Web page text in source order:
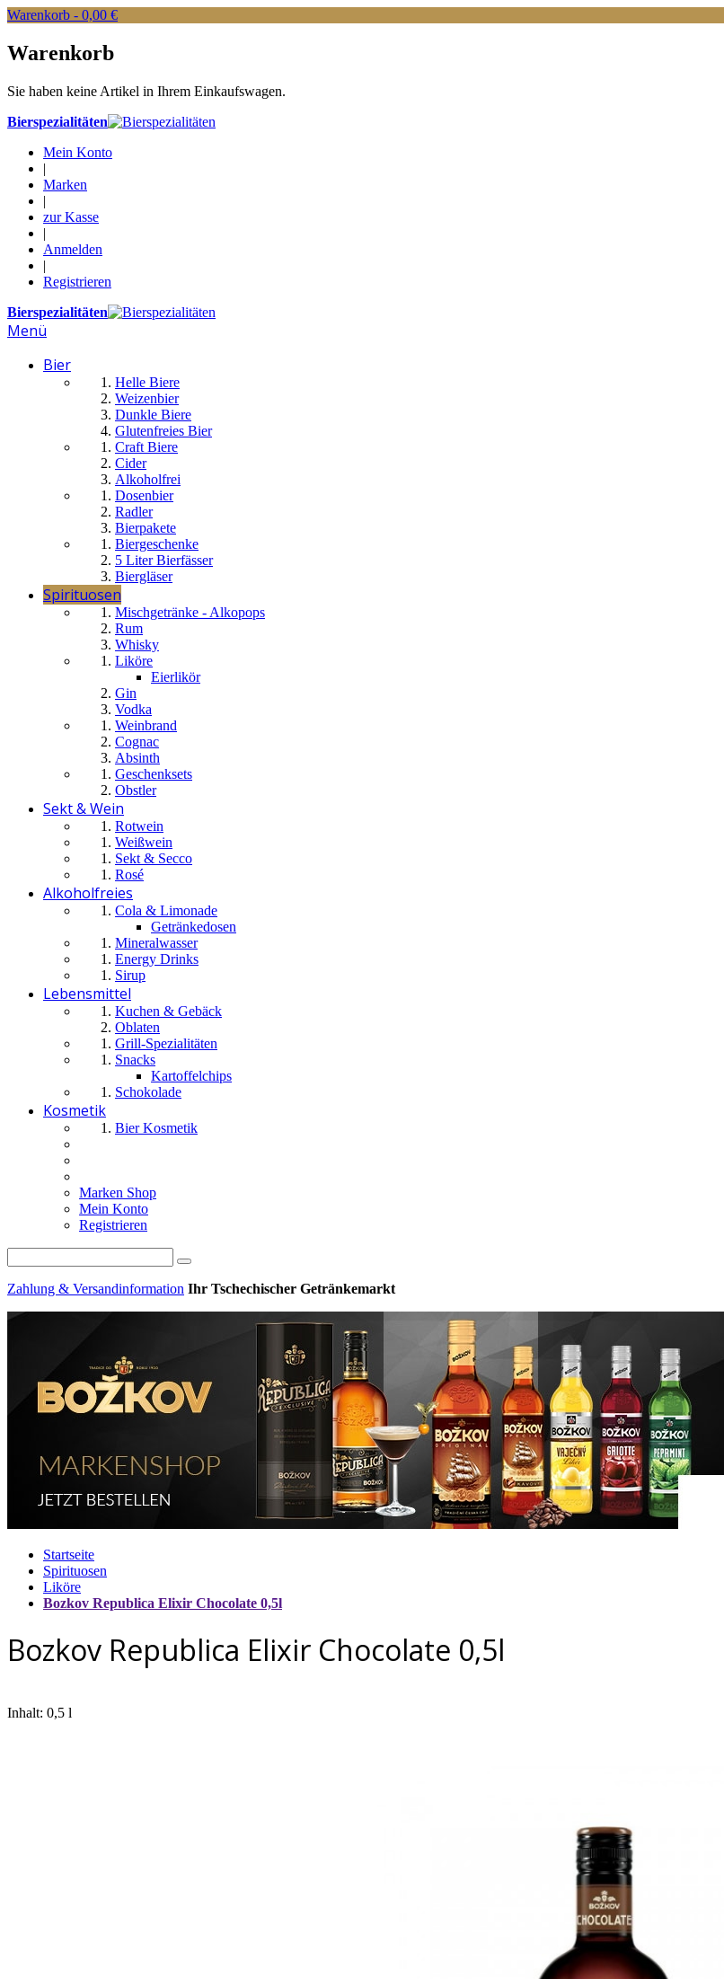
Warenkorb - 0,00 €
Warenkorb
Sie haben keine Artikel in Ihrem Einkaufswagen.
Bierspezialitäten
Mein Konto
|
Marken
|
zur Kasse
|
Anmelden
|
Registrieren
Bierspezialitäten
Menü
Bier
Helle Biere
Weizenbier
Dunkle Biere
Glutenfreies Bier
Craft Biere
Cider
Alkoholfrei
Dosenbier
Radler
Bierpakete
Biergeschenke
5 Liter Bierfässer
Biergläser
Spirituosen
Mischgetränke - Alkopops
Rum
Whisky
Liköre
Eierlikör
Gin
Vodka
Weinbrand
Cognac
Absinth
Geschenksets
Obstler
Sekt & Wein
Rotwein
Weißwein
Sekt & Secco
Rosé
Alkoholfreies
Cola & Limonade
Getränkedosen
Mineralwasser
Energy Drinks
Sirup
Lebensmittel
Kuchen & Gebäck
Oblaten
Grill-Spezialitäten
Snacks
Kartoffelchips
Schokolade
Kosmetik
Bier Kosmetik
Marken Shop
Mein Konto
Registrieren
Zahlung & Versandinformation Ihr Tschechischer Getränkemarkt
Startseite
Spirituosen
Liköre
Bozkov Republica Elixir Chocolate 0,5l
Bozkov Republica Elixir Chocolate 0,5l
Inhalt: 0,5 l